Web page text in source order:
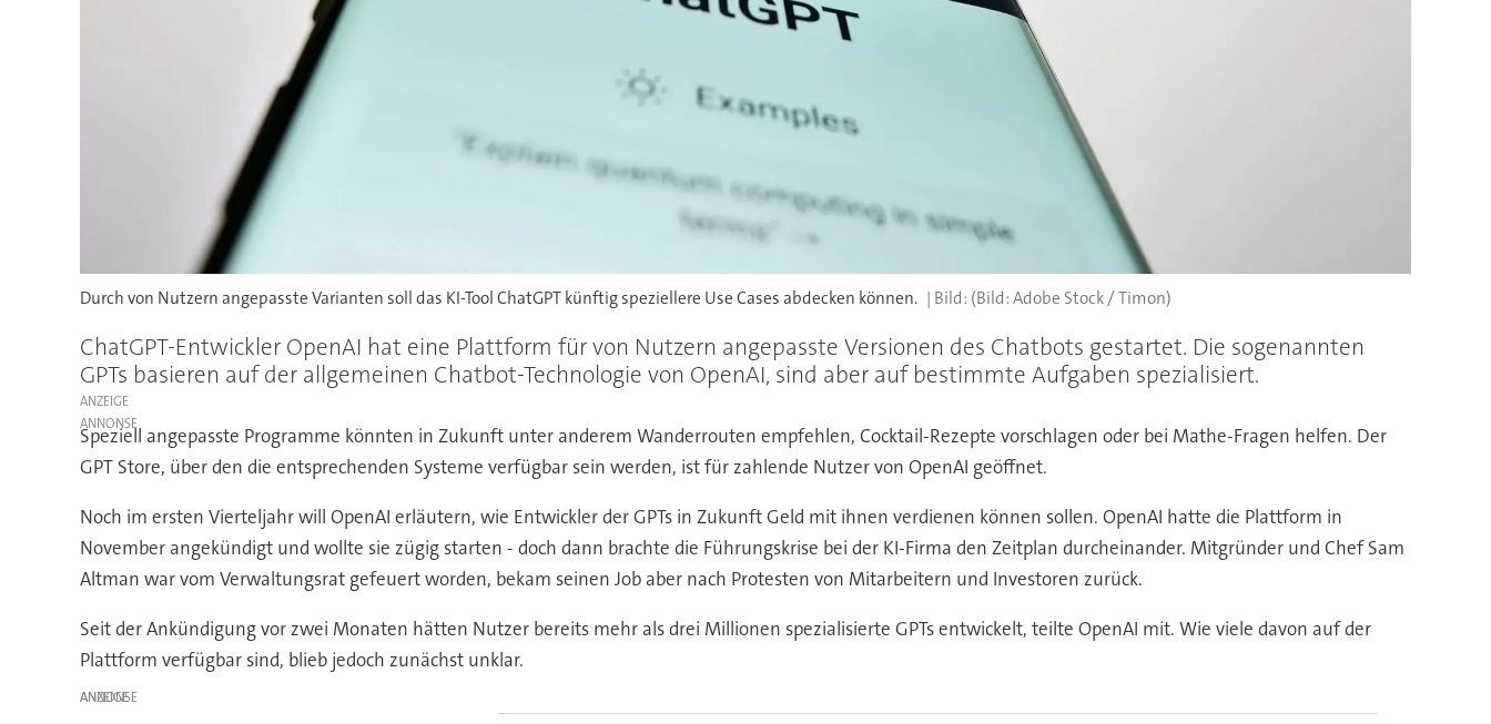
Durch von Nutzern angepasste Varianten soll das KI-Tool ChatGPT künftig speziellere Use Cases abdecken können. (Bild: Adobe Stock / Timon)
ChatGPT-Entwickler OpenAI hat eine Plattform für von Nutzern angepasste Versionen des Chatbots gestartet. Die sogenannten
GPTs basieren auf der allgemeinen Chatbot-Technologie von OpenAI, sind aber auf bestimmte Aufgaben spezialisiert.
ANZEIGE
Speziell angepasste Programme könnten in Zukunft unter anderem Wanderrouten empfehlen, Cocktail-Rezepte vorschlagen oder bei Mathe-Fragen helfen. Der
GPT Store, über den die entsprechenden Systeme verfügbar sein werden, ist für zahlende Nutzer von OpenAI geöffnet.
Noch im ersten Vierteljahr will OpenAI erläutern, wie Entwickler der GPTs in Zukunft Geld mit ihnen verdienen können sollen. OpenAI hatte die Plattform in
November angekündigt und wollte sie zügig starten - doch dann brachte die Führungskrise bei der KI-Firma den Zeitplan durcheinander. Mitgründer und Chef Sam
Altman war vom Verwaltungsrat gefeuert worden, bekam seinen Job aber nach Protesten von Mitarbeitern und Investoren zurück.
Seit der Ankündigung vor zwei Monaten hätten Nutzer bereits mehr als drei Millionen spezialisierte GPTs entwickelt, teilte OpenAI mit. Wie viele davon auf der
Plattform verfügbar sind, blieb jedoch zunächst unklar.
ANZEIGE